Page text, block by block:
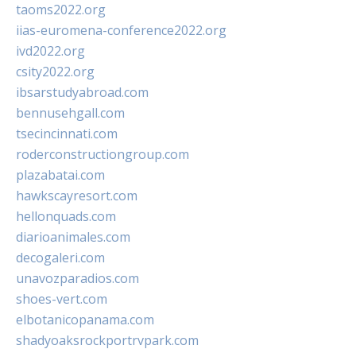
taoms2022.org
iias-euromena-conference2022.org
ivd2022.org
csity2022.org
ibsarstudyabroad.com
bennusehgall.com
tsecincinnati.com
roderconstructiongroup.com
plazabatai.com
hawkscayresort.com
hellonquads.com
diarioanimales.com
decogaleri.com
unavozparadios.com
shoes-vert.com
elbotanicopanama.com
shadyoaksrockportrvpark.com